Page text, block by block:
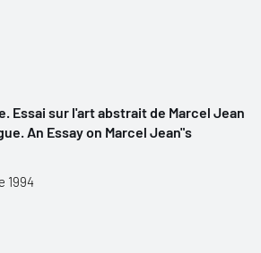
Essai sur l'art abstrait de Marcel Jean
An Essay on Marcel Jean"s
1994